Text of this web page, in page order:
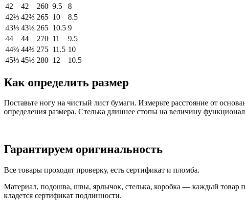
42
42 260 9.5
8
42⅔ 42⅔ 265 10
8.5
43⅓ 43⅓ 265 10.5 9
44
44 270 11
9.5
44⅔ 44⅔ 275 11.5 10
45⅓ 45⅓ 280 12 10.5
Как определить размер
Поставьте ногу на чистый лист бумаги. Измерьте расстояние от
определения размера. Стелька длиннее стопы на величину
Гарантируем оригинальность
Все товары проходят проверку, есть сертификат и пломба.
Материал, подошва, швы, ярлычок, стелька, коробка — каждый товар
кладется сертификат подлинности.